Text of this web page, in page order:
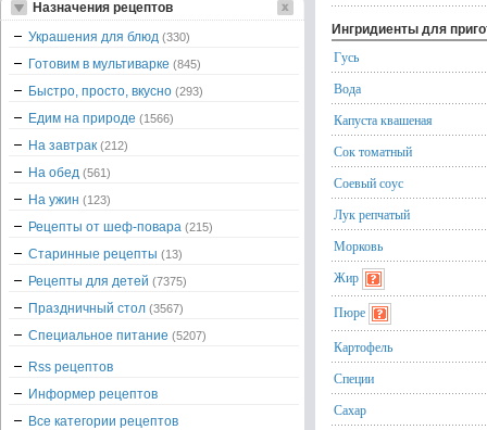
Ингридиенты для
Гусь
Вода
Капуста квашеная
Сок томатный
Соевый соус
Лук репчатый
Морковь
Жир
Пюре
Картофель
Специи
Сахар
Назначения рецептов
Украшения для блюд (330)
Готовим в мультиварке (845)
Быстро, просто, вкусно (293)
Едим на природе (1566)
На завтрак (212)
На обед (561)
На ужин (123)
Рецепты от шеф-повара (215)
Старинные рецепты (13)
Рецепты для детей (7375)
Праздничный стол (3567)
Специальное питание (5207)
Rss рецептов
Информер рецептов
Все категории рецептов